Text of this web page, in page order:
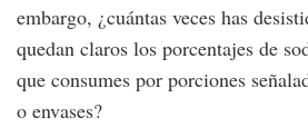
embargo, ¿cuántas veces has
quedan claros los porcentajes de
que consumes por porciones
o envases?